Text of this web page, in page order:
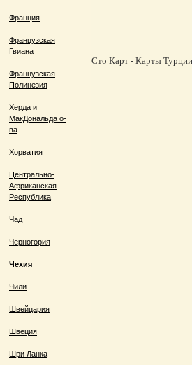
Франция
Французская
Гвиана
Французская
Полинезия
Херда и
МакДональда о-
ва
Хорватия
Центрально-
Африканская
Республика
Чад
Черногория
Чехия
Чили
Швейцария
Швеция
Шри Ланка
Сто Карт - Карты